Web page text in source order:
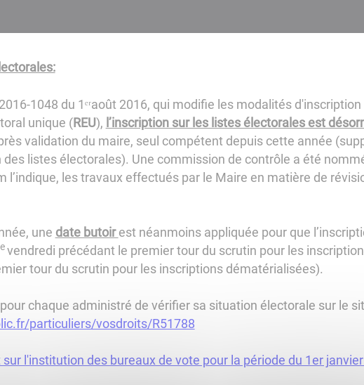
1048 du 1ᵉʳaoût 2016, qui modifie les modalités
unique (REU), l’inscription sur les listes électorales est
validation du maire, seul compétent depuis cette année
listes électorales). Une commission de contrôle a été
l’indique, les travaux effectués par le Maire en matière de
une date butoirest néanmoins appliquée pour que
vendredi précédant le premier tour du scrutin pour les
tour du scrutin pour les inscriptions dématérialisées).
chaque administré de vérifier sa situation électorale sur le
particuliers/vosdroits/R51788
l'institution des bureaux de vote pour la période du 1er